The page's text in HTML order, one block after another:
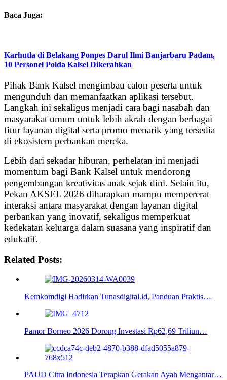
Baca Juga:
Karhutla di Belakang Ponpes Darul Ilmi Banjarbaru Padam,
10 Personel Polda Kalsel Dikerahkan
Pihak Bank Kalsel mengimbau calon peserta untuk
mengunduh dan memanfaatkan aplikasi tersebut.
Langkah ini sekaligus menjadi cara bagi nasabah dan
masyarakat umum untuk lebih akrab dengan berbagai
fitur layanan digital serta promo menarik yang tersedia
di ekosistem perbankan mereka.
Lebih dari sekadar hiburan, perhelatan ini menjadi
momentum bagi Bank Kalsel untuk mendorong
pengembangan kreativitas anak sejak dini. Selain itu,
Pekan AKSEL 2026 diharapkan mampu mempererat
interaksi antara masyarakat dengan layanan digital
perbankan yang inovatif, sekaligus memperkuat
kedekatan keluarga dalam suasana yang inspiratif dan
edukatif.
Related Posts:
Kemkomdigi Hadirkan Tunasdigital.id, Panduan Praktis…
Pamor Borneo 2026 Dorong Investasi Rp62,69 Triliun…
PAUD Citra Indonesia Terapkan Gerakan Ayah Mengantar…